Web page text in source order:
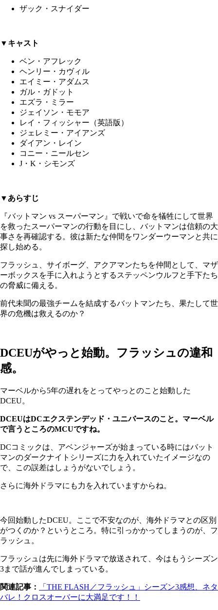
ザック・スナイダー
▼キャスト
ベン・アフレック
ヘンリー・カヴィル
エイミー・アダムス
ガル・ガドット
エズラ・ミラー
ジェイソン・モモア
レイ・フィッシャー（英語版）
ジェレミー・アイアンズ
ダイアン・レイン
コニー・ニールセン
J・K・シモンズ
▼あらすじ
『バットマン vs スーパーマン』で戦いで命を犠牲にして世界
を救ったスーパーマンの行動を目にし、バットマンは信頼の大
事さを再確認する。彼は新たな仲間をワンダーウーマンと共に
探し始める。
フラッシュ、サイボーグ、アクアマンたちを仲間として、マザ
ーボックスを手に入れようとするステッペンウルフと手下たち
の脅威に備える。
前代未聞の最強チームを結成するバットマンたち、果たして世
界の危機は救えるのか？
DCEUがやっと始動。フラッシュの違和
感。
マーベルから5年の遅れをとってやっとのこと始動した
DCEU。
DCEUはDCエクステンデッド・ユニバースのこと。マーベル
で言うところのMCUですね。
DCコミックは、アベンジャーズが始まっている時にはバット
マンのダークナイトシリーズに力を入れていたイメージなの
で、この誤差はしょうがないでしょう。
さらに海外ドラマにも力を入れていますからね。
今回始動したDCEU。ここで不安なのが、海外ドラマとの区別
がつくのか？というところ。特に引っかかってしまうのが、フ
ラッシュ。
フラッシュは先に海外ドラマで放送されて、今はもうシーズン
3まで話が進んでしまっている。
関連記事：
「THE FLASH／フラッシュ」シーズン3感想、ネタ
バレ！クロスオーバーに大満足です！！